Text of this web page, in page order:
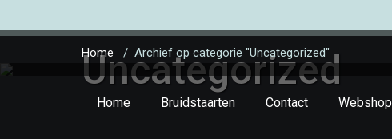
Home Bruidstaarten Contact Webshop
Uncategorized
Home / Archief op categorie "Uncategorized"